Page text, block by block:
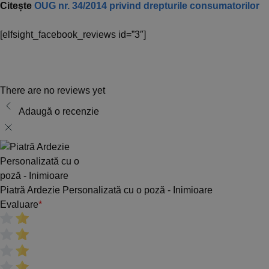
Citește OUG nr. 34/2014 privind drepturile consumatorilor
[elfsight_facebook_reviews id=”3″]
There are no reviews yet
Adaugă o recenzie
Piatră Ardezie Personalizată cu o poză - Inimioare
Evaluare*